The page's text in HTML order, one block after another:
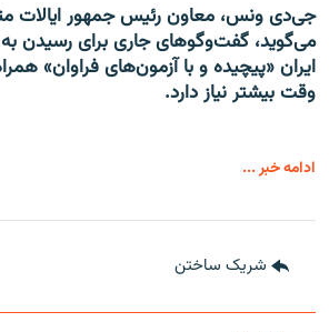
جی‌دی ونس، معاون رئیس جمهور ایالات
می‌گوید، گفت‌وگوهای جاری برای رسیدن به
ایران «پیچیده و با آزمون‌های فراوان»
وقت بیشتر نیاز دارد.
ادامه خبر ...
شریک ساختن